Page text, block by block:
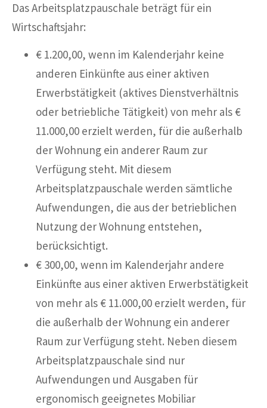
Das Arbeitsplatzpauschale beträgt für ein
Wirtschaftsjahr:
€ 1.200,00, wenn im Kalenderjahr keine
anderen Einkünfte aus einer aktiven
Erwerbstätigkeit (aktives Dienstverhältnis
oder betriebliche Tätigkeit) von mehr als €
11.000,00 erzielt werden, für die außerhalb
der Wohnung ein anderer Raum zur
Verfügung steht. Mit diesem
Arbeitsplatzpauschale werden sämtliche
Aufwendungen, die aus der betrieblichen
Nutzung der Wohnung entstehen,
berücksichtigt.
€ 300,00, wenn im Kalenderjahr andere
Einkünfte aus einer aktiven Erwerbstätigkeit
von mehr als € 11.000,00 erzielt werden, für
die außerhalb der Wohnung ein anderer
Raum zur Verfügung steht. Neben diesem
Arbeitsplatzpauschale sind nur
Aufwendungen und Ausgaben für
ergonomisch geeignetes Mobiliar